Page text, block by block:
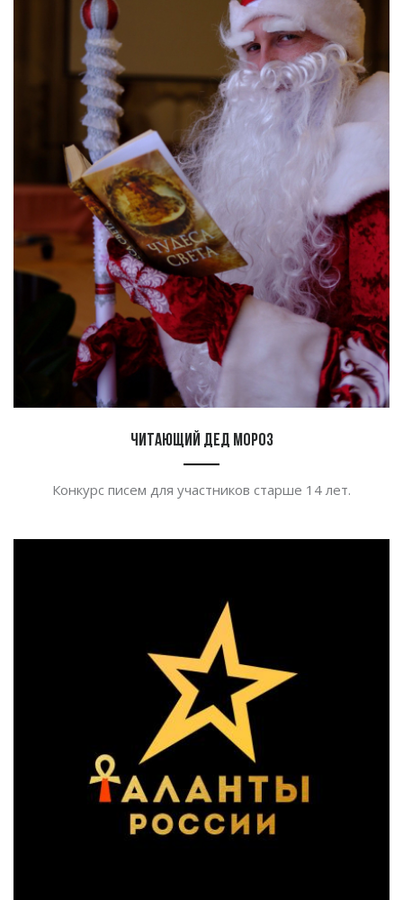
Читающий Дед Мороз
Конкурс писем для участников старше 14 лет.